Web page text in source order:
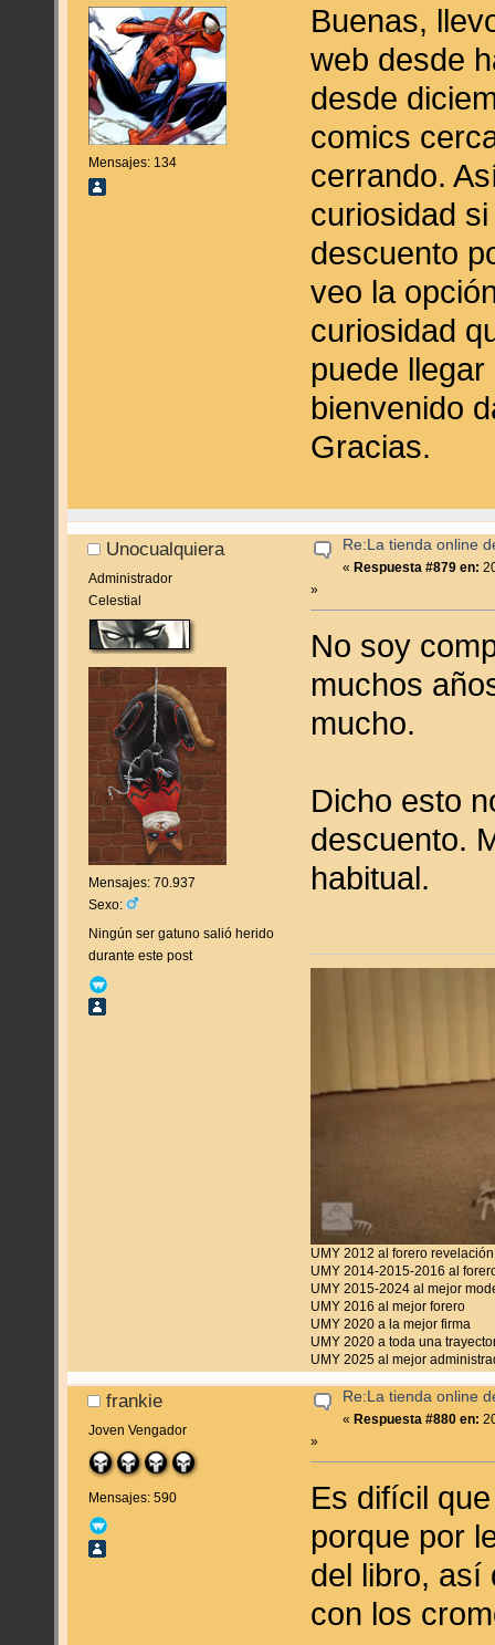
Mensajes: 134
Buenas,
web desde
desde
comics
cerrando.
curiosidad
descuento
veo la
curiosidad
puede
bienvenido
Gracias.
Unocualquiera
Administrador
Celestial
Mensajes: 70.937
Sexo:
Ningún ser gatuno salió herido
durante este post
Re:La tienda online
« Respuesta #879 en:
»
No soy
muchos
mucho.
Dicho esto
descuento.
habitual.
UMY 2012 al forero revelación
UMY 2014-2015-2016 al
UMY 2015-2024 al mejor
UMY 2016 al mejor forero
UMY 2020 a la mejor firma
UMY 2020 a toda una
UMY 2025 al mejor
frankie
Joven Vengador
Mensajes: 590
Re:La tienda online
«Respuesta #880 en:
»
Es difícil
porque por
del libro, así
con los